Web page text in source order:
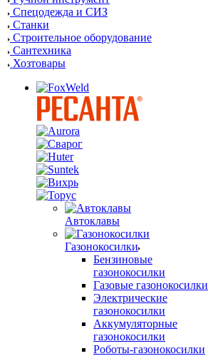
Спецодежда и СИЗ
Станки
Строительное оборудование
Сантехника
Хозтовары
Автоклавы
Газонокосилки
Бензиновые
газонокосилки
Газовые газонокосилки
Электрические
газонокосилки
Аккумуляторные
газонокосилки
Роботы-газонокосилки